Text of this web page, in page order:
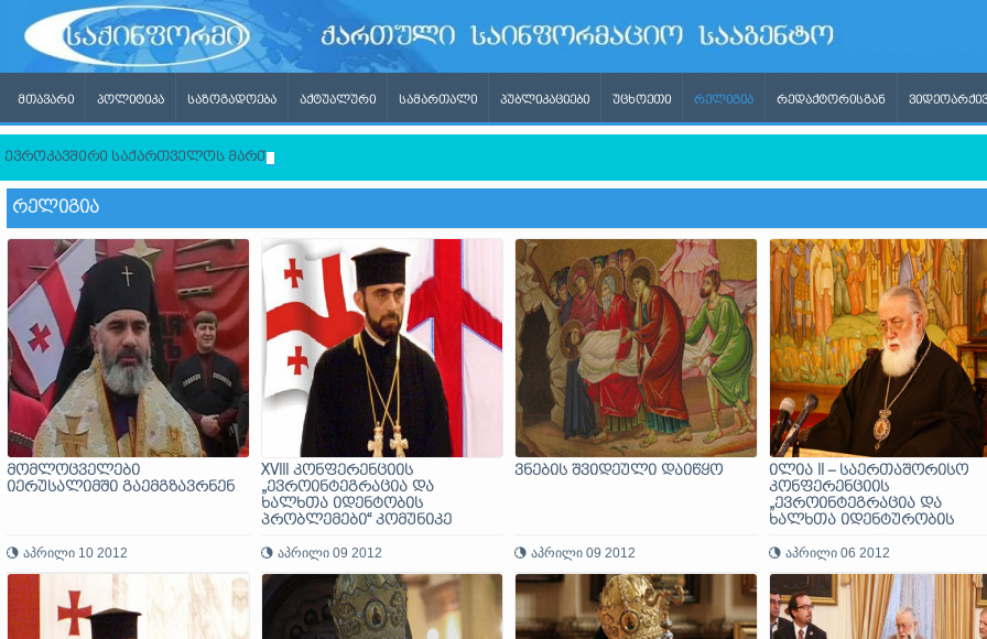
ᲛᲗᲐᲕᲐᲠᲘ ᲞᲝᲚᲘᲢᲘᲙᲐ ᲡᲐᲖᲝᲒᲐᲓᲝᲔᲑᲐ ᲐᲥᲢᲣᲐᲚᲣᲠᲘ ᲡᲐᲛᲐᲠᲗᲐᲚᲘ ᲞᲣᲑᲚᲘᲙᲐᲪᲘᲔᲑᲘ ᲣᲪᲮᲝᲔᲗᲘ ᲠᲔᲚᲘᲒᲘᲐ ᲠᲔᲓᲐᲥᲢᲝᲠᲘᲡᲒᲐᲜ
ევროკავშირი საქართველოს მართლმადიდებელი ეკლესიისგან ლგბტ პროპაგანდას ითხოვდა, ხოლო უარის თქმის შემდეგ ის
ᲠᲔᲚᲘᲒᲘᲐ
მომლოცველები
იერუსალიმში გაემგზავრნენ
აპრილი 10 2012
XVIII კონფერენციის
„ევროინტეგრაცია და
ხალხთა იდენტობის
პრობლემები“ კომუნიკე
აპრილი 09 2012
ვნების შვიდეული დაიწყო
აპრილი 09 2012
ილია II – საერთაშორისო
კონფერენციის
„ევროინტეგრაცია და
ხალხთა იდენტურობის
აპრილი 06 2012